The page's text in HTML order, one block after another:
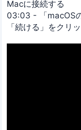
Macに接続する
03:03 - 「macOS
「続ける」をクリ